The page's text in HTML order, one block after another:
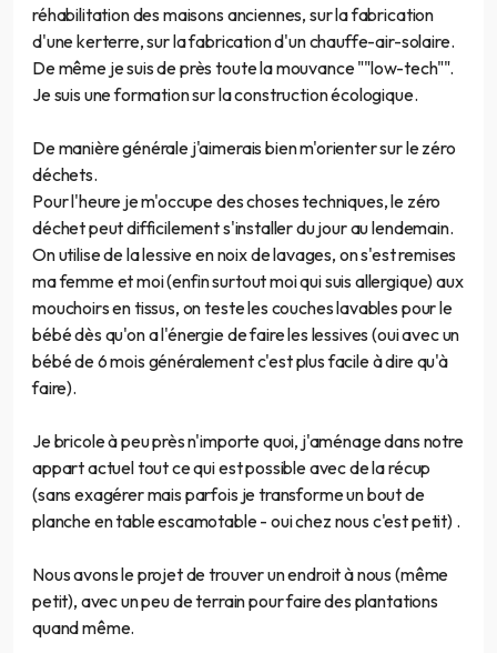
réhabilitation des maisons anciennes, sur la fabrication
d'une kerterre, sur la fabrication d'un chauffe-air-solaire.
De même je suis de près toute la mouvance ""low-tech"".
Je suis une formation sur la construction écologique.
De manière générale j'aimerais bien m'orienter sur le zéro
déchets.
Pour l'heure je m'occupe des choses techniques, le zéro
déchet peut difficilement s'installer du jour au lendemain.
On utilise de la lessive en noix de lavages, on s'est remises
ma femme et moi (enfin surtout moi qui suis allergique) aux
mouchoirs en tissus, on teste les couches lavables pour le
bébé dès qu'on a l'énergie de faire les lessives (oui avec un
bébé de 6 mois généralement c'est plus facile à dire qu'à
faire).
Je bricole à peu près n'importe quoi, j'aménage dans notre
appart actuel tout ce qui est possible avec de la récup
(sans exagérer mais parfois je transforme un bout de
planche en table escamotable - oui chez nous c'est petit) .
Nous avons le projet de trouver un endroit à nous (même
petit), avec un peu de terrain pour faire des plantations
quand même.